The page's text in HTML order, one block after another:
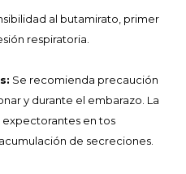
al butamirato, primer
respiratoria.
Se recomienda precaución
y durante el embarazo. La
en tos
de secreciones.